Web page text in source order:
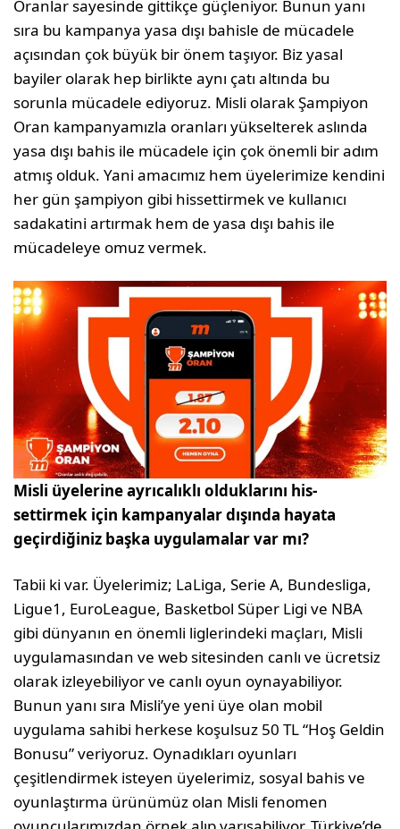
Oranlar sayesinde gittikçe güçleniyor. Bunun yanı
sıra bu kampanya yasa dışı bahisle de mücadele
açısından çok büyük bir önem taşıyor. Biz yasal
bayiler olarak hep birlikte aynı çatı al­tında bu
sorunla mücadele ediyoruz. Misli olarak Şampiyon
Oran kampanyamızla oranları yüksel­terek aslında
yasa dışı bahis ile mücadele için çok önemli bir adım
atmış olduk. Yani amacımız hem üyelerimize kendini
her gün şampiyon gibi his­settirmek ve kullanıcı
sadakatini artırmak hem de yasa dışı bahis ile
mücadeleye omuz vermek.
Misli üyelerine ayrıcalıklı olduklarını his­
settirmek için kampanyalar dışında haya­ta
geçirdiğiniz başka uygulamalar var mı?
Tabii ki var. Üyelerimiz; LaLiga, Serie A, Bun­desliga,
Ligue1, EuroLeague, Basketbol Süper Ligi ve NBA
gibi dünyanın en önemli liglerindeki maçları, Misli
uygulamasından ve web sitesinden canlı ve ücretsiz
olarak izleyebiliyor ve canlı oyun oynayabiliyor.
Bunun yanı sıra Misli’ye yeni üye olan mobil
uygulama sahibi herkese koşulsuz 50 TL “Hoş Geldin
Bonusu” veriyoruz. Oynadıkları oyunları
çeşitlendirmek isteyen üyelerimiz, sos­yal bahis ve
oyunlaştırma ürünümüz olan Misli fenomen